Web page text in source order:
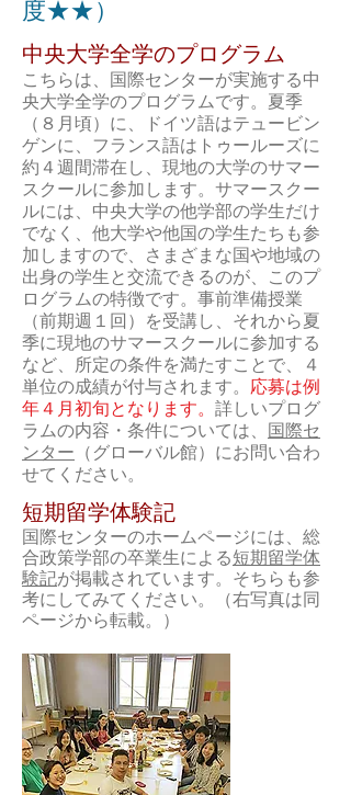
度★★）
​中央大学全学のプログラム
こちらは、国際センターが実施する中
央大学全学のプログラムです。夏季
（８月頃）に、ドイツ語はテュービン
ゲンに、フランス語はトゥールーズに
約４週間滞在し、現地の大学のサマー
スクールに参加します。サマースクー
ルには、中央大学の他学部の学生だけ
でなく、他大学や他国の学生たちも参
加しますので、さまざまな国や地域の
出身の学生と交流できるのが、このプ
ログラムの特徴です。事前準備授業
（前期週１回）を受講し、それから夏
季に現地のサマースクールに参加する
など、所定の条件を満たすことで、４
単位の成績が付与されます。 応募は例
年４月初旬となります。 詳しいプログ
ラムの内容・条件については、 国際セ
ンター （グローバル館）にお問い合わ
せてください。
​短期留学体験記
国際センターのホームページには、総
合政策学部の卒業生による短期留学体
験記が掲載されています。そちらも参
考にしてみてください。（右写真は同
ページから転載。）